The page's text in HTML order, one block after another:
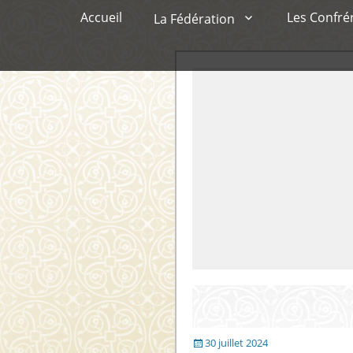
Menu principal
AllerAccueil La Fédération Les
Publié
30 juillet 2024